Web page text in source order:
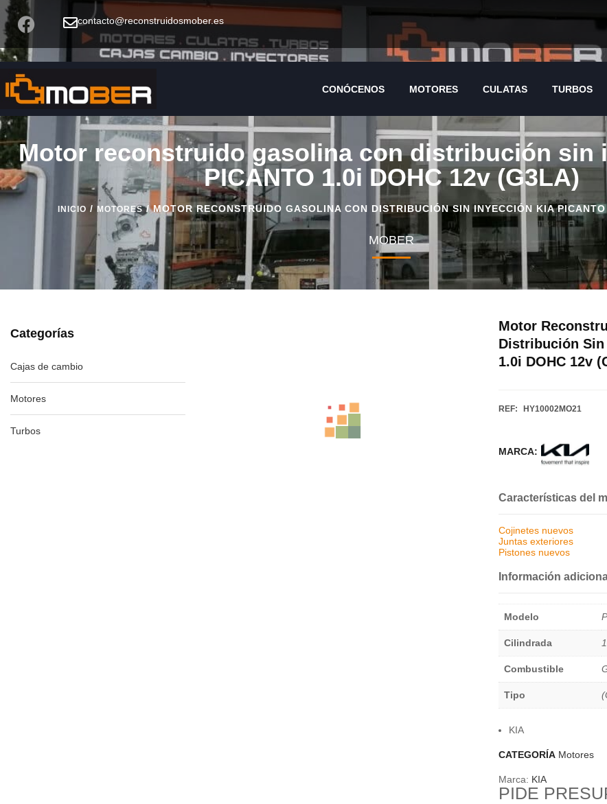
contacto@reconstruidosmober.es
CONÓCENOS MOTORES CULATAS TURBOS
Motor reconstruido gasolina con distribución sin
PICANTO 1.0i DOHC 12v (G3LA)
INICIO / MOTORES/ MOTOR RECONSTRUIDO GASOLINA CON DISTRIBUCIÓN SIN INYECCIÓN KIA
MOBER
Categorías
Cajas de cambio
Motores
Turbos
Motor
Distribución Sin
1.0i DOHC 12v
REF: HY10002MO21
MARCA:
Características del
Cojinetes nuevos
Juntas exteriores
Pistones nuevos
Información
Modelo
Cilindrada
Combustible
Tipo
KIA
CATEGORÍA Motores
Marca: KIA
PIDE